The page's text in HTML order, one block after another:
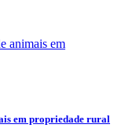
em propriedade rural